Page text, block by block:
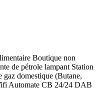
Boutique non
de pétrole lampant Station
gaz domestique (Butane,
Automate CB 24/24 DAB